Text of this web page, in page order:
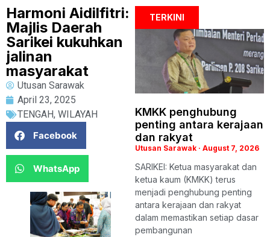
Harmoni Aidilfitri:
Majlis Daerah
Sarikei kukuhkan
jalinan
masyarakat
Utusan Sarawak
April 23, 2025
TENGAH, WILAYAH
Facebook
WhatsApp
TERKINI
KMKK penghubung
penting antara kerajaan
dan rakyat
Utusan Sarawak August 7, 2026
SARIKEI: Ketua masyarakat dan
ketua kaum (KMKK) terus
menjadi penghubung penting
antara kerajaan dan rakyat
dalam memastikan setiap dasar
pembangunan